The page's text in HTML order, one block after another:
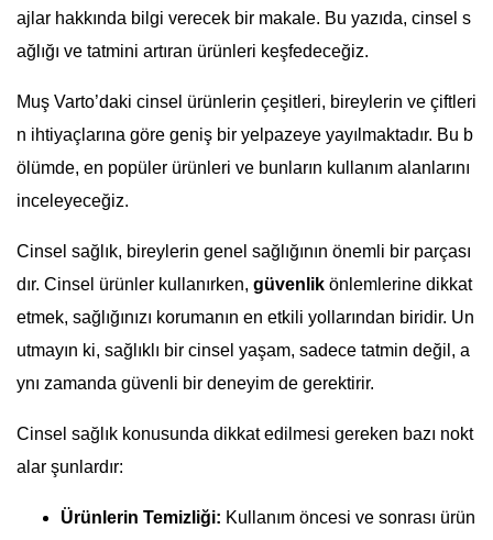
ajlar hakkında bilgi verecek bir makale. Bu yazıda, cinsel s
ağlığı ve tatmini artıran ürünleri keşfedeceğiz.
Muş Varto’daki cinsel ürünlerin çeşitleri, bireylerin ve çiftleri
n ihtiyaçlarına göre geniş bir yelpazeye yayılmaktadır. Bu b
ölümde, en popüler ürünleri ve bunların kullanım alanlarını
inceleyeceğiz.
Cinsel sağlık, bireylerin genel sağlığının önemli bir parçası
dır. Cinsel ürünler kullanırken, güvenlik önlemlerine dikkat
etmek, sağlığınızı korumanın en etkili yollarından biridir. Un
utmayın ki, sağlıklı bir cinsel yaşam, sadece tatmin değil, a
ynı zamanda güvenli bir deneyim de gerektirir.
Cinsel sağlık konusunda dikkat edilmesi gereken bazı nokt
alar şunlardır:
Ürünlerin Temizliği: Kullanım öncesi ve sonrası ürün